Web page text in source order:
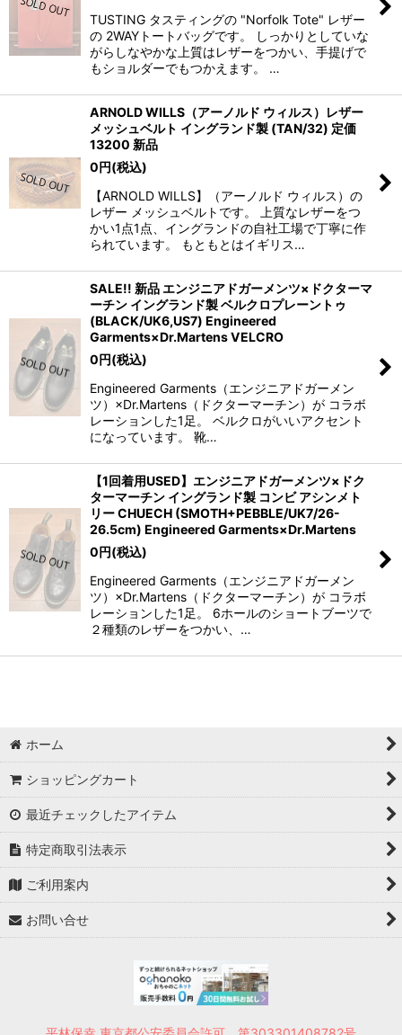
TUSTING タスティングの "Norfolk Tote" レザー
の 2WAYトートバッグです。 しっかりとしていな
がらしなやかな上質はレザーをつかい、手提げで
もショルダーでもつかえます。 …
ARNOLD WILLS（アーノルド ウィルス）レザー
メッシュベルト イングランド製 (TAN/32) 定価
13200 新品
0円(税込)
【ARNOLD WILLS】（アーノルド ウィルス）の
レザー メッシュベルトです。 上質なレザーをつ
かい1点1点、イングランドの自社工場で丁寧に作
られています。 もともとはイギリス…
SALE!! 新品 エンジニアドガーメンツ×ドクターマ
ーチン イングランド製 ベルクロプレーントゥ
(BLACK/UK6,US7) Engineered
Garments×Dr.Martens VELCRO
0円(税込)
Engineered Garments（エンジニアドガーメン
ツ）×Dr.Martens（ドクターマーチン）が コラボ
レーションした1足。 ベルクロがいいアクセント
になっています。 靴…
【1回着用USED】エンジニアドガーメンツ×ドク
ターマーチン イングランド製 コンビ アシンメト
リー CHUECH (SMOTH+PEBBLE/UK7/26-
26.5cm) Engineered Garments×Dr.Martens
0円(税込)
Engineered Garments（エンジニアドガーメン
ツ）×Dr.Martens（ドクターマーチン）が コラボ
レーションした1足。 6ホールのショートブーツで
２種類のレザーをつかい、…
ホーム
ショッピングカート
最近チェックしたアイテム
特定商取引法表示
ご利用案内
お問い合せ